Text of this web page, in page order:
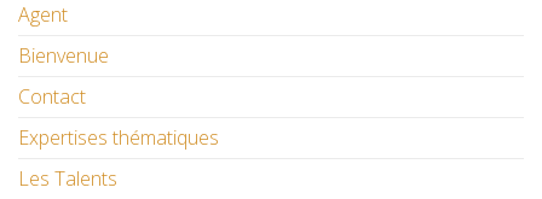
Agent
Bienvenue
Contact
Expertises thématiques
Les Talents